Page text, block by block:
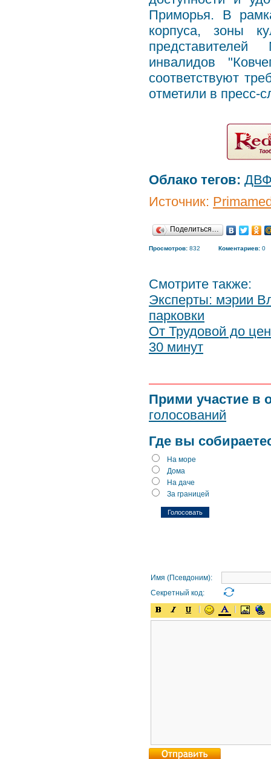
Приморья. В
корпуса, зоны
представителей
инвалидов
соответствуют
отметили в пресс-
Облако тегов:
Источник:
Поделиться…
Просмотров: 832 Коментариев: 0
Смотрите также:
Эксперты: мэрии
парковки
От Трудовой до
30 минут
Прими участие в
голосований
Где вы
На море
Дома
На даче
За границей
Имя (Псевдоним):
Секретный код: